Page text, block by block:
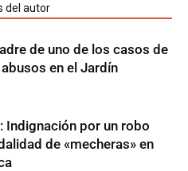
del autor
de uno de los casos de
en el Jardín
Indignación por un robo
de «mecheras» en